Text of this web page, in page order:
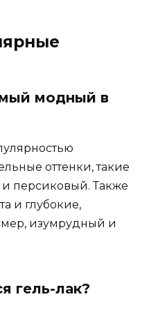
модный в
оттенки, такие
персиковый. Также
и глубокие,
изумрудный и
гель-лак?